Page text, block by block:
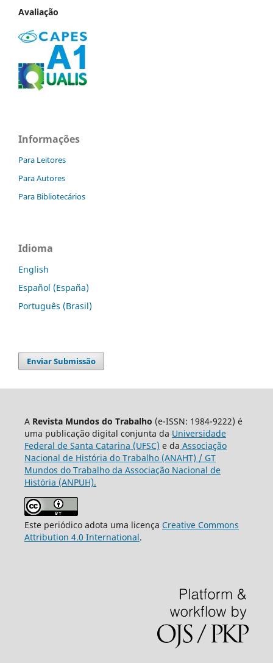
Avaliação
Informações
Para Leitores
Para Autores
Para Bibliotecários
Idioma
English
Español (España)
Português (Brasil)
Enviar Submissão
A Revista Mundos do Trabalho (e-ISSN: 1984-9222) é
uma publicação digital conjunta da Universidade
Federal de Santa Catarina (UFSC) e da Associação
Nacional de História do Trabalho (ANAHT) / GT
Mundos do Trabalho da Associação Nacional de
História (ANPUH).
Este periódico adota uma licença Creative Commons
Attribution 4.0 International.